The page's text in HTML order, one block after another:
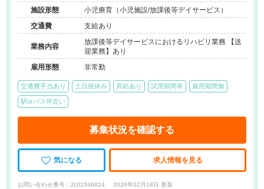
階
施設形態
小児療育（小児施設/放課後等デイサービス）
交通費
支給あり
業務内容
放課後等デイサービスにおけるリハビリ業務 【送
迎業務】あり
雇用形態
非常勤
交通費手当あり 土日祝休み 昇給あり 試用期間有 雇用期間無
駅orバス停近い
募集状況を確認する
気になる 求人情報を見る
お問い合わせ番号 : J101046824 2026年02月18日 更新